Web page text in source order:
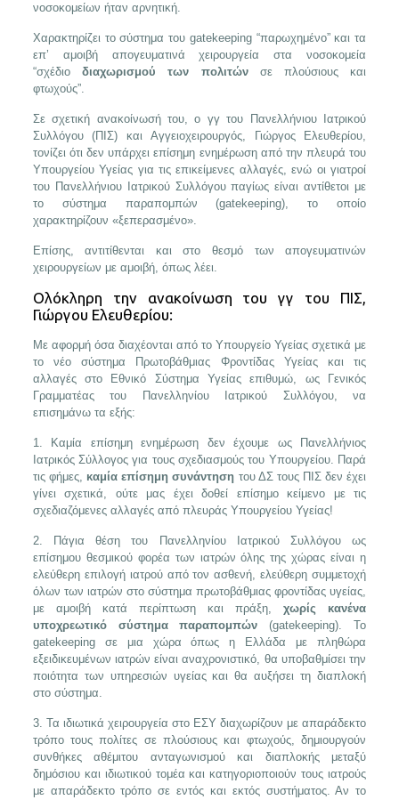
νοσοκομείων ήταν αρνητική.
Χαρακτηρίζει το σύστημα του gatekeeping “παρωχημένο” και τα
επ’ αμοιβή απογευματινά χειρουργεία στα νοσοκομεία
“σχέδιοδιαχωρισμού των πολιτώνσε πλούσιους και
φτωχούς”.
Σε σχετική ανακοίνωσή του, ο γγ του Πανελλήνιου Ιατρικού
Συλλόγου (ΠΙΣ) και Αγγειοχειρουργός, Γιώργος Ελευθερίου,
τονίζει ότι δεν υπάρχει επίσημη ενημέρωση από την πλευρά του
Υπουργείου Υγείας για τις επικείμενες αλλαγές, ενώ οι γιατροί
του Πανελλήνιου Ιατρικού Συλλόγου παγίως είναι αντίθετοι με
το σύστημα παραπομπών (gatekeeping), το οποίο
χαρακτηρίζουν «ξεπερασμένο».
Επίσης, αντιτίθενται και στο θεσμό των απογευματινών
χειρουργείων με αμοιβή, όπως λέει.
Oλόκληρη την ανακοίνωση του γγ του ΠΙΣ,
Γιώργου Ελευθερίου:
Με αφορμή όσα διαχέονται από το Υπουργείο Υγείας σχετικά με
το νέο σύστημα Πρωτοβάθμιας Φροντίδας Υγείας και τις
αλλαγές στο Εθνικό Σύστημα Υγείας επιθυμώ, ως Γενικός
Γραμματέας του Πανελληνίου Ιατρικού Συλλόγου, να
επισημάνω τα εξής:
1. Καμία επίσημη ενημέρωση δεν έχουμε ως Πανελλήνιος
Ιατρικός Σύλλογος για τους σχεδιασμούς του Υπουργείου. Παρά
τις φήμες, καμία επίσημη συνάντηση του ΔΣ τους ΠΙΣ δεν έχει
γίνει σχετικά, ούτε μας έχει δοθεί επίσημο κείμενο με τις
σχεδιαζόμενες αλλαγές από πλευράς Υπουργείου Υγείας!
2. Πάγια θέση του Πανελληνίου Ιατρικού Συλλόγου ως
επίσημου θεσμικού φορέα των ιατρών όλης της χώρας είναι η
ελεύθερη επιλογή ιατρού από τον ασθενή, ελεύθερη συμμετοχή
όλων των ιατρών στο σύστημα πρωτοβάθμιας φροντίδας υγείας,
με αμοιβή κατά περίπτωση και πράξη,χωρίς κανένα
υποχρεωτικό σύστημα παραπομπών (gatekeeping). To
gatekeeping σε μια χώρα όπως η Ελλάδα με πληθώρα
εξειδικευμένων ιατρών είναι αναχρονιστικό, θα υποβαθμίσει την
ποιότητα των υπηρεσιών υγείας και θα αυξήσει τη διαπλοκή
στο σύστημα.
3. Τα ιδιωτικά χειρουργεία στο ΕΣΥ διαχωρίζουν με απαράδεκτο
τρόπο τους πολίτες σε πλούσιους και φτωχούς, δημιουργούν
συνθήκες αθέμιτου ανταγωνισμού και διαπλοκής μεταξύ
δημόσιου και ιδιωτικού τομέα και κατηγοριοποιούν τους ιατρούς
με απαράδεκτο τρόπο σε εντός και εκτός συστήματος. Αν το